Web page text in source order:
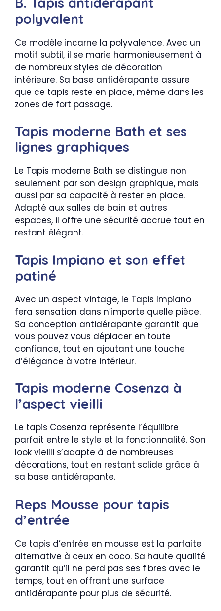
polyvalent
Ce modèle incarne la polyvalence. Avec un
motif subtil, il se marie harmonieusement à
de nombreux styles de décoration
intérieure. Sa base antidérapante assure
que ce tapis reste en place, même dans les
zones de fort passage.
Tapis moderne Bath et ses
lignes graphiques
Le Tapis moderne Bath se distingue non
seulement par son design graphique, mais
aussi par sa capacité à rester en place.
Adapté aux salles de bain et autres
espaces, il offre une sécurité accrue tout en
restant élégant.
Tapis Impiano et son effet
patiné
Avec un aspect vintage, le Tapis Impiano
fera sensation dans n’importe quelle pièce.
Sa conception antidérapante garantit que
vous pouvez vous déplacer en toute
confiance, tout en ajoutant une touche
d’élégance à votre intérieur.
Tapis moderne Cosenza à
l’aspect vieilli
Le tapis Cosenza représente l’équilibre
parfait entre le style et la fonctionnalité. Son
look vieilli s’adapte à de nombreuses
décorations, tout en restant solide grâce à
sa base antidérapante.
Reps Mousse pour tapis
d’entrée
Ce tapis d’entrée en mousse est la parfaite
alternative à ceux en coco. Sa haute qualité
garantit qu’il ne perd pas ses fibres avec le
temps, tout en offrant une surface
antidérapante pour plus de sécurité.